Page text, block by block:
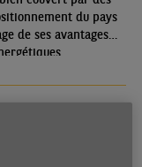
du pays
de ses avantages